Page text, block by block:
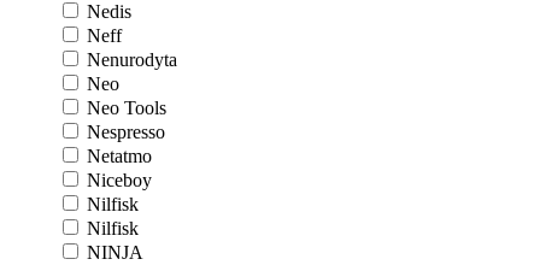
Nedis
Neff
Nenurodyta
Neo
Neo Tools
Nespresso
Netatmo
Niceboy
Nilfisk
Nilfisk
NINJA